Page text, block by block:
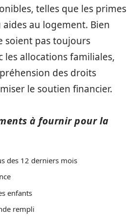
telles que les primes
aides au logement. Bien
soient pas toujours
les allocations familiales,
des droits
le soutien financier.
à fournir pour la
des 12 derniers mois
enfants
rempli